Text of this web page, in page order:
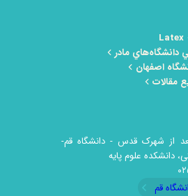
دانشگاه‌هاي مادر
اصفهان
مقالات
از شهرک قدس - دانشگاه قم-
دانشکده علوم پایه
قم